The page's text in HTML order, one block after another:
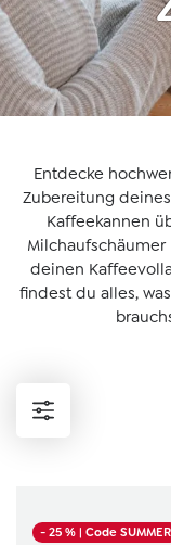
Entdecke
Zubereitung
Kaffeekannen
deinen
findest du alles,
- 25 %| Code SUMMER